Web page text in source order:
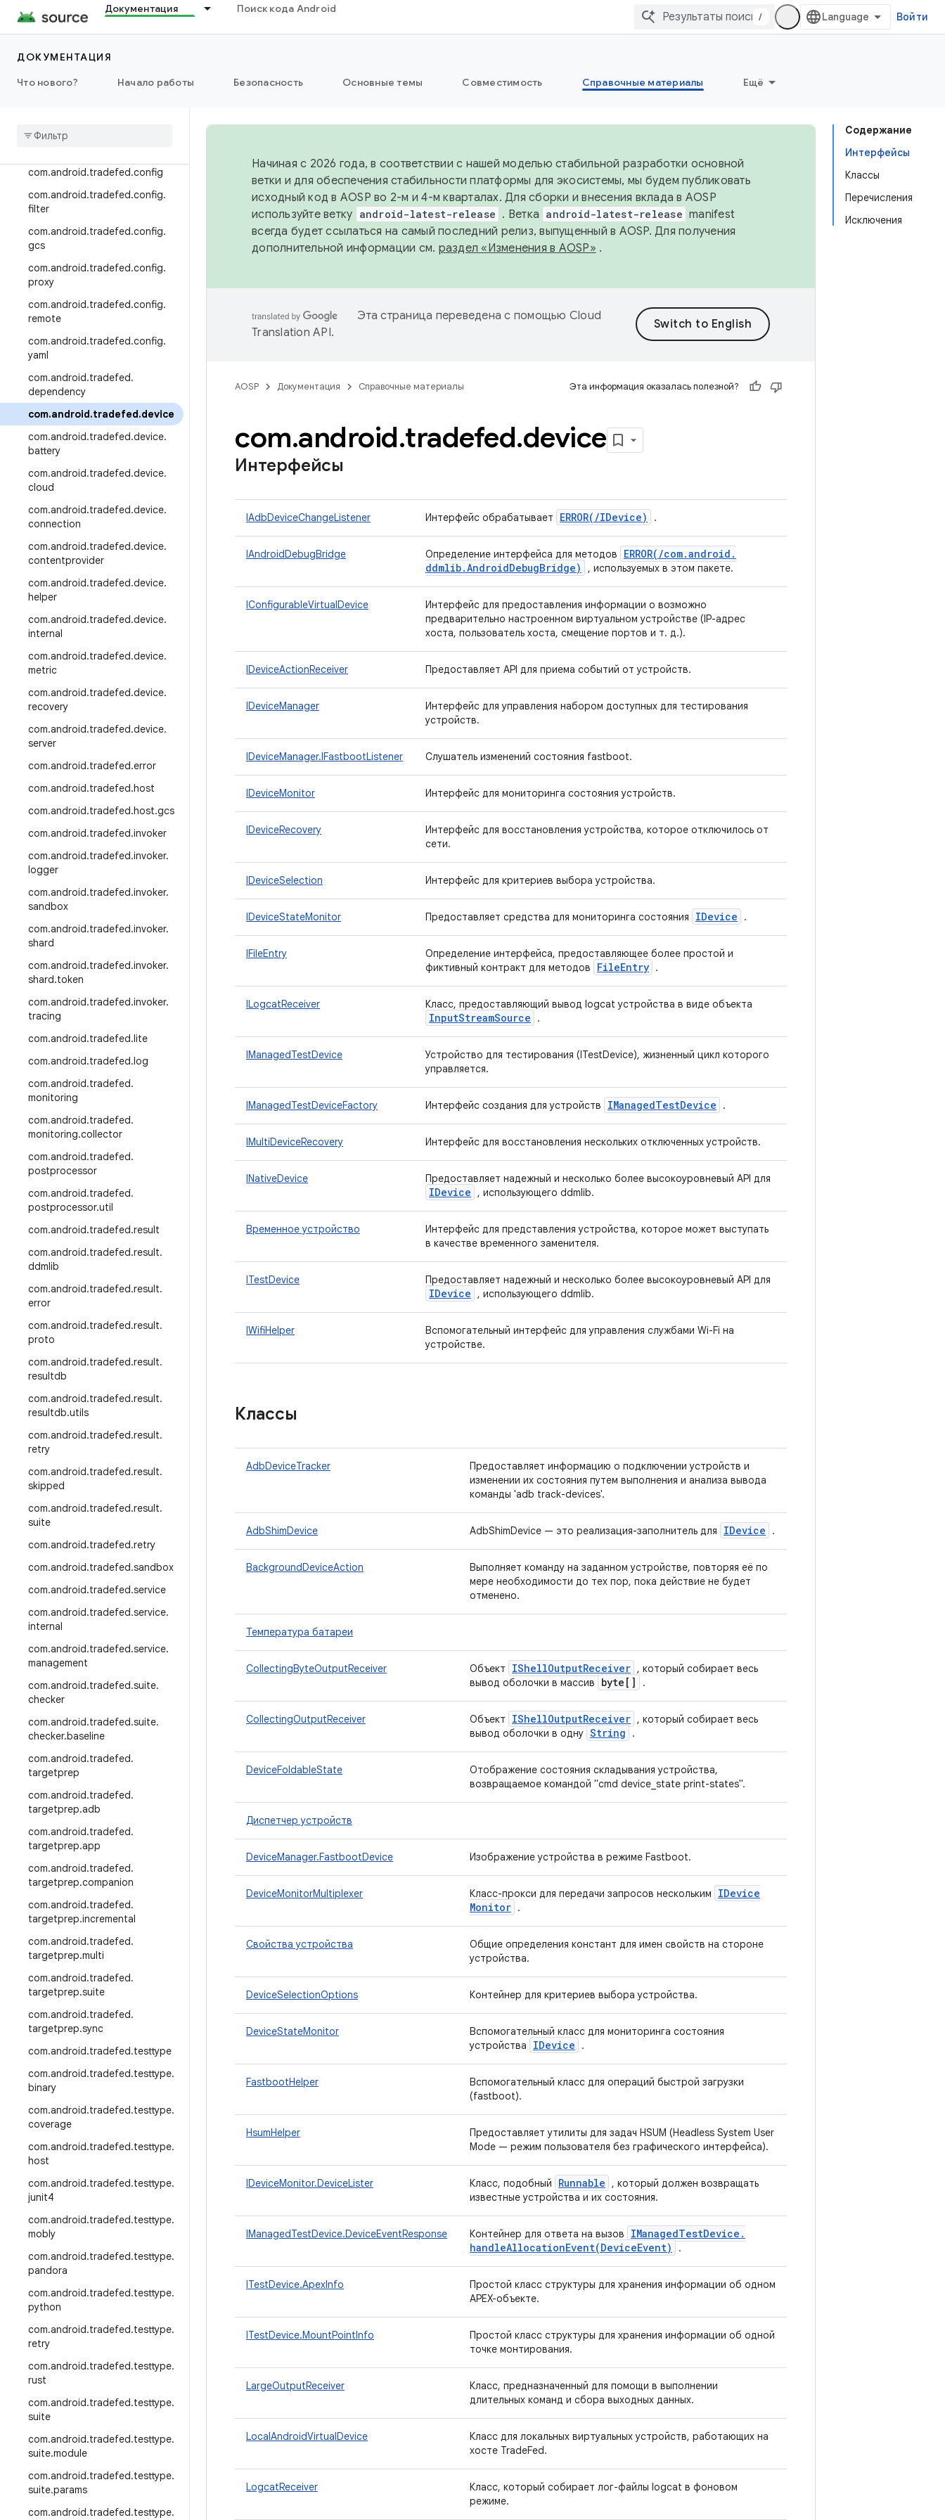
Документация Поиск кода Android
/ Войти
ДОКУМЕНТАЦИЯ
Что нового?
Начало работы Безопасность Основные темы Совместимость Справочные материалы Ещё
com.android.tradefed.cache.re
mote
com.android.tradefed.cluster
com.android.tradefed.command
com.android
com.android.tradefed.config
com.android.tradefed.config.
filter
com.android.tradefed.config.
gcs
com.android.tradefed.config.
proxy
com.android.tradefed.config.
remote
com.android.tradefed.config.
yaml
com.android.tradefed.
dependency
com.android.tradefed.device
com.android.tradefed.device.
battery
com.android.tradefed.device.
cloud
com.android.tradefed.device.
connection
com.android.tradefed.device.
contentprovider
com.android.tradefed.device.
helper
com.android.tradefed.device.
internal
com.android.tradefed.device.
metric
com.android.tradefed.device.
recovery
com.android.tradefed.device.
server
com.android.tradefed.error
com.android.tradefed.host
com.android.tradefed.host.gcs
com.android.tradefed.invoker
com.android.tradefed.invoker.
logger
com.android.tradefed.invoker.
sandbox
com.android.tradefed.invoker.
shard
com.android.tradefed.invoker.
shard.token
com.android.tradefed.invoker.
tracing
com.android.tradefed.lite
com.android.tradefed.log
com.android.tradefed.
monitoring
com.android.tradefed.
monitoring.collector
com.android.tradefed.
postprocessor
com.android.tradefed.
postprocessor.util
com.android.tradefed.result
com.android.tradefed.result.
ddmlib
com.android.tradefed.result.
error
com.android.tradefed.result.
proto
com.android.tradefed.result.
resultdb
com.android.tradefed.result.
resultdb.utils
com.android.tradefed.result.
retry
com.android.tradefed.result.
skipped
com.android.tradefed.result.
suite
com.android.tradefed.retry
com.android.tradefed.sandbox
com.android.tradefed.service
com.android.tradefed.service.
internal
com.android.tradefed.service.
management
com.android.tradefed.suite.
checker
com.android.tradefed.suite.
checker.baseline
com.android.tradefed.
targetprep
com.android.tradefed.
targetprep.adb
com.android.tradefed.
targetprep.app
com.android.tradefed.
targetprep.companion
com.android.tradefed.
targetprep.incremental
com.android.tradefed.
targetprep.multi
com.android.tradefed.
targetprep.suite
com.android.tradefed.
targetprep.sync
com.android.tradefed.testtype
com.android.tradefed.testtype.
binary
com.android.tradefed.testtype.
coverage
com.android.tradefed.testtype.
host
com.android.tradefed.testtype.
junit4
com.android.tradefed.testtype.
mobly
com.android.tradefed.testtype.
pandora
com.android.tradefed.testtype.
python
com.android.tradefed.testtype.
retry
com.android.tradefed.testtype.
rust
com.android.tradefed.testtype.
suite
com.android.tradefed.testtype.
suite.module
com.android.tradefed.testtype.
suite.params
com.android.tradefed.testtype.
Содержание
Интерфейсы
Классы
Перечисления
Исключения
Начиная с 2026 года, в соответствии с нашей моделью стабильной разработки основной
ветки и для обеспечения стабильности платформы для экосистемы, мы будем публиковать
исходный код в AOSP во 2-м и 4-м кварталах. Для сборки и внесения вклада в AOSP
используйте ветку android-latest-release . Ветка android-latest-release manifest
всегда будет ссылаться на самый последний релиз, выпущенный в AOSP. Для получения
дополнительной информации см. раздел «Изменения в AOSP» .
Эта страница переведена с помощью Cloud
Translation API.
AOSP Документация Справочные материалы Эта информация оказалась полезной?
com.android.tradefed.device
Интерфейсы
IAdbDeviceChangeListener Интерфейс обрабатывает ERROR( /IDevice) .
IAndroidDebugBridge Определение интерфейса для методов ERROR( /com.android .
ddmlib.AndroidDebugBridge) , используемых в этом пакете.
IConfigurableVirtualDevice
Интерфейс для предоставления информации о возможно
предварительно настроенном виртуальном устройстве (IP-адрес
хоста, пользователь хоста, смещение портов и т. д.).
IDeviceActionReceiver Предоставляет API для приема событий от устройств.
IDeviceManager
Интерфейс для управления набором доступных для тестирования
устройств.
IDeviceManager.IFastbootListener Слушатель изменений состояния fastboot.
IDeviceMonitor Интерфейс для мониторинга состояния устройств.
IDeviceRecovery
Интерфейс для восстановления устройства, которое отключилось от
сети.
IDeviceSelection Интерфейс для критериев выбора устройства.
IDeviceStateMonitor Предоставляет средства для мониторинга состояния IDevice .
IFileEntry
Определение интерфейса, предоставляющее более простой и
фиктивный контракт для методов
FileEntry .
ILogcatReceiver Класс, предоставляющий вывод logcat устройства в виде объекта
InputStreamSource .
IManagedTestDevice
Устройство для тестирования (ITestDevice), жизненный цикл которого
управляется.
IManagedTestDeviceFactory Интерфейс создания для устройств IManagedTestDevice .
IMultiDeviceRecovery Интерфейс для восстановления нескольких отключенных устройств.
INativeDevice Предоставляет надежный и несколько более высокоуровневый API для
IDevice , использующего ddmlib.
Временное устройство
Интерфейс для представления устройства, которое может выступать
в качестве временного заменителя.
ITestDevice Предоставляет надежный и несколько более высокоуровневый API для
IDevice , использующего ddmlib.
IWifiHelper
Вспомогательный интерфейс для управления службами Wi-Fi на
устройстве.
Классы
AdbDeviceTracker
Предоставляет информацию о подключении устройств и
изменении их состояния путем выполнения и анализа вывода
команды 'adb track-devices'.
AdbShimDevice AdbShimDevice — это реализация-заполнитель для IDevice .
BackgroundDeviceAction
Выполняет команду на заданном устройстве, повторяя её по
мере необходимости до тех пор, пока действие не будет
отменено.
Температура батареи
CollectingByteOutputReceiver Объект IShellOutputReceiver , который собирает весь
вывод оболочки в массив
byte[] .
CollectingOutputReceiver Объект IShellOutputReceiver , который собирает весь
вывод оболочки в одну String .
DeviceFoldableState
Отображение состояния складывания устройства,
возвращаемое командой "cmd device_state print-states".
Диспетчер устройств
DeviceManager.FastbootDevice Изображение устройства в режиме Fastboot.
DeviceMonitorMultiplexer Класс-прокси для передачи запросов нескольким
IDevice
Monitor .
Свойства устройства
Общие определения констант для имен свойств на стороне
устройства.
DeviceSelectionOptions Контейнер для критериев выбора устройства.
DeviceStateMonitor
Вспомогательный класс для мониторинга состояния
устройства
IDevice .
FastbootHelper
Вспомогательный класс для операций быстрой загрузки
(fastboot).
HsumHelper
Предоставляет утилиты для задач HSUM (Headless System User
Mode — режим пользователя без графического интерфейса).
IDeviceMonitor.DeviceLister Класс, подобный Runnable
, который должен возвращать
известные устройства и их состояния.
IManagedTestDevice.DeviceEventResponse Контейнер для ответа на вызов IManagedTestDevice .
handleAllocationEvent(DeviceEvent) .
ITestDevice.ApexInfo
Простой класс структуры для хранения информации об одном
APEX-объекте.
ITestDevice.MountPointInfo
Простой класс структуры для хранения информации об одной
точке монтирования.
LargeOutputReceiver
Класс, предназначенный для помощи в выполнении
длительных команд и сбора выходных данных.
LocalAndroidVirtualDevice
Класс для локальных виртуальных устройств, работающих на
хосте TradeFed.
LogcatReceiver
Класс, который собирает лог-файлы logcat в фоновом
режиме.